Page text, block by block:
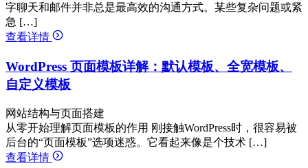
字聊天和邮件并非总是最高效的沟通方式。某些复杂问题或紧
急 […]
查看详情
WordPress 页面模板详解：默认模板、全宽模板、
自定义模板
网站结构与页面搭建
从零开始理解页面模板的作用 刚接触WordPress时，很容易被
后台的“页面模板”选项迷惑。它看起来像是个技术 […]
查看详情